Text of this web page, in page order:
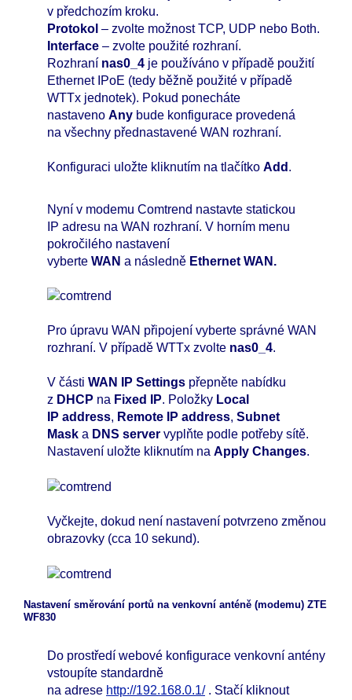
v předchozím kroku.
Protokol – zvolte možnost TCP, UDP nebo Both.
Interface – zvolte použité rozhraní.
Rozhraní nas0_4 je používáno v případě použití
Ethernet IPoE (tedy běžně použité v případě
WTTx jednotek). Pokud ponecháte
nastaveno Any bude konfigurace provedená
na všechny přednastavené WAN rozhraní.
Konfiguraci uložte kliknutím na tlačítko Add .
Nyní v modemu Comtrend nastavte statickou
IP adresu na WAN rozhraní. V horním menu
pokročilého nastavení
vyberte WAN a následně Ethernet WAN.
Pro úpravu WAN připojení vyberte správné WAN
rozhraní. V případě WTTx zvolte nas0_4.
V části WAN IP Settings přepněte nabídku
z DHCP na Fixed IP. Položky Local
IP address, Remote IP address, Subnet
Mask a DNS server vyplňte podle potřeby sítě.
Nastavení uložte kliknutím na Apply Changes.
Vyčkejte, dokud není nastavení potvrzeno změnou
obrazovky (cca 10 sekund).
Nastavení směrování portů na venkovní anténě (modemu) ZTE
WF830
Do prostředí webové konfigurace venkovní antény
vstoupíte standardně
na adrese http://192.168.0.1/ . Stačí kliknout